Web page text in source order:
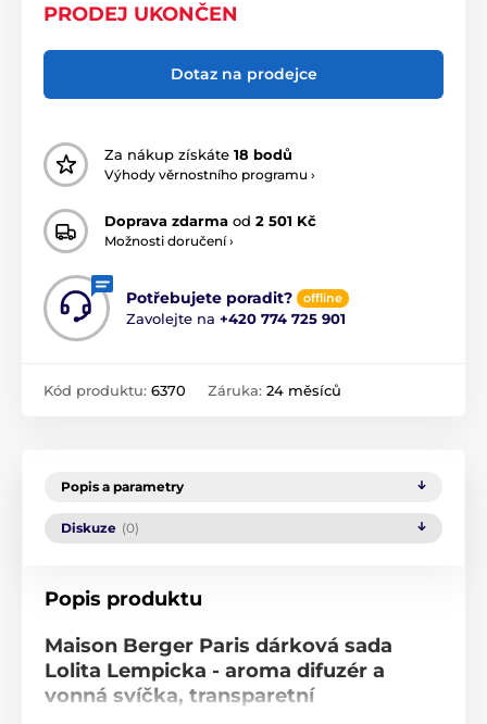
PRODEJ UKONČEN
Dotaz na prodejce
Za nákup získáte 18 bodů
Výhody věrnostního programu ›
Doprava zdarma od 2 501 Kč
Možnosti doručení ›
Potřebujete poradit? offline
Zavolejte na +420 774 725 901
Kód produktu: 6370 Záruka: 24 měsíců
Popis a parametry
Diskuze (0)
Popis produktu
Maison Berger Paris dárková sada
Lolita Lempicka - aroma difuzér a
vonná svíčka, transparetní